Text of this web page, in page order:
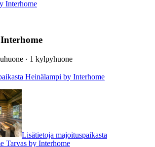
Interhome
· 1 kylpyhuone
Heinälampi by Interhome
Lisätietoja majoituspaikasta
Tarvas by Interhome